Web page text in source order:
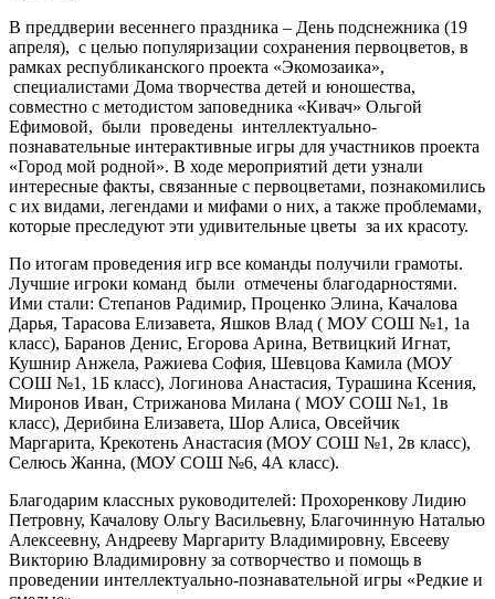
В преддверии весеннего праздника – День подснежника (19
апреля), с целью популяризации сохранения первоцветов, в
рамках республиканского проекта «Экомозаика»,
специалистами Дома творчества детей и юношества,
совместно с методистом заповедника «Кивач» Ольгой
Ефимовой, были проведены интеллектуально-
познавательные интерактивные игры для участников проекта
«Город мой родной». В ходе мероприятий дети узнали
интересные факты, связанные с первоцветами, познакомились
с их видами, легендами и мифами о них, а также проблемами,
которые преследуют эти удивительные цветы за их красоту.
По итогам проведения игр все команды получили грамоты.
Лучшие игроки команд были отмечены благодарностями.
Ими стали: Степанов Радимир, Проценко Элина, Качалова
Дарья, Тарасова Елизавета, Яшков Влад ( МОУ СОШ №1, 1а
класс), Баранов Денис, Егорова Арина, Ветвицкий Игнат,
Кушнир Анжела, Ражиева София, Шевцова Камила (МОУ
СОШ №1, 1Б класс), Логинова Анастасия, Турашина Ксения,
Миронов Иван, Стрижанова Милана ( МОУ СОШ №1, 1в
класс), Дерибина Елизавета, Шор Алиса, Овсейчик
Маргарита, Крекотень Анастасия (МОУ СОШ №1, 2в класс),
Селюсь Жанна, (МОУ СОШ №6, 4А класс).
Благодарим классных руководителей: Прохоренкову Лидию
Петровну, Качалову Ольгу Васильевну, Благочинную Наталью
Алексеевну, Андрееву Маргариту Владимировну, Евсееву
Викторию Владимировну за сотворчество и помощь в
проведении интеллектуально-познавательной игры «Редкие и